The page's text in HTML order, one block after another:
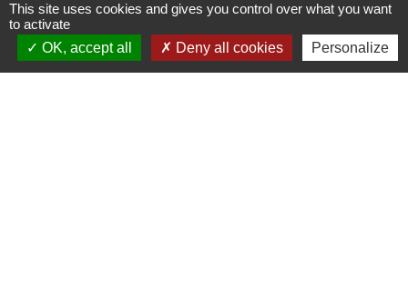
This site uses cookies and gives you control over what you want
to activate
OK, accept all
Deny all cookies Personalize